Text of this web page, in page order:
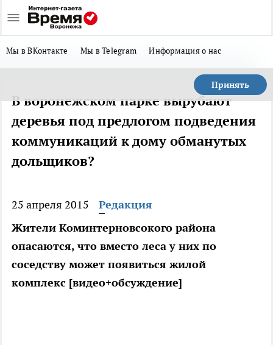
Мы в ВКонтакте Мы в Telegram Информация о нас
Принять
В воронежском парке вырубают
деревья под предлогом подведения
коммуникаций к дому обманутых
дольщиков?
25 апреля 2015
Редакция
Жители Коминтерновсокого района
опасаются, что вместо леса у них по
соседству может появиться жилой
комплекс [видео+обсуждение]